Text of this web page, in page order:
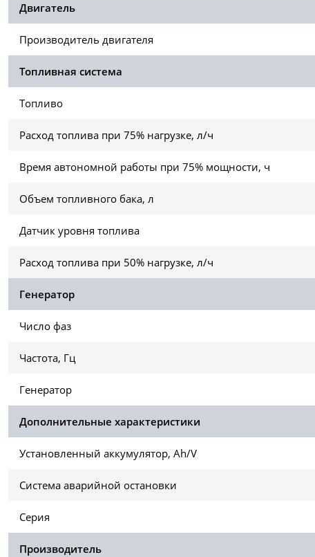
Двигатель
Производитель двигателя
Топливная система
Топливо
Расход топлива при 75% нагрузке, л/ч
Время автономной работы при 75% мощности, ч
Объем топливного бака, л
Датчик уровня топлива
Расход топлива при 50% нагрузке, л/ч
Генератор
Число фаз
Частота, Гц
Генератор
Дополнительные характеристики
Установленный аккумулятор, Ah/V
Система аварийной остановки
Серия
Производитель